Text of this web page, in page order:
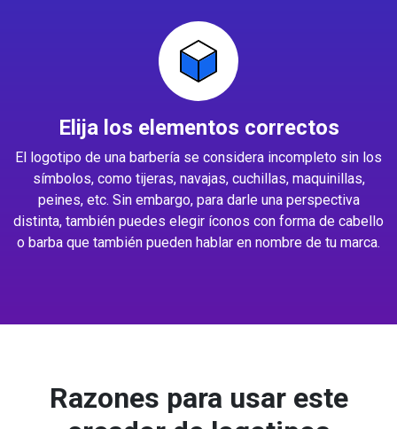
Elija los elementos correctos
El logotipo de una barbería se considera incompleto sin los
símbolos, como tijeras, navajas, cuchillas, maquinillas,
peines, etc. Sin embargo, para darle una perspectiva
distinta, también puedes elegir íconos con forma de cabello
o barba que también pueden hablar en nombre de tu marca.
Razones para usar este